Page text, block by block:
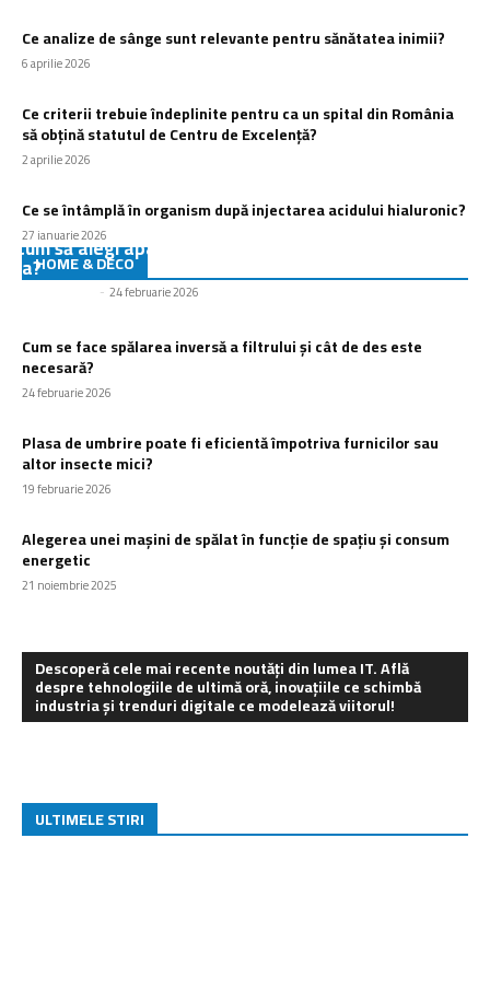
Ce analize de sânge sunt relevante pentru sănătatea inimii?
6 aprilie 2026
Ce criterii trebuie îndeplinite pentru ca un spital din România
să obțină statutul de Centru de Excelență?
2 aprilie 2026
Ce se întâmplă în organism după injectarea acidului hialuronic?
27 ianuarie 2026
HOME & DECO
Cum să alegi aparatul de muls potrivit pentru ferma
ta?
- 24 februarie 2026
Cum se face spălarea inversă a filtrului și cât de des este
necesară?
24 februarie 2026
Plasa de umbrire poate fi eficientă împotriva furnicilor sau
altor insecte mici?
19 februarie 2026
Alegerea unei mașini de spălat în funcție de spațiu și consum
energetic
21 noiembrie 2025
Descoperă cele mai recente noutăți din lumea IT. Află
despre tehnologiile de ultimă oră, inovațiile ce schimbă
industria și trenduri digitale ce modelează viitorul!
ULTIMELE STIRI